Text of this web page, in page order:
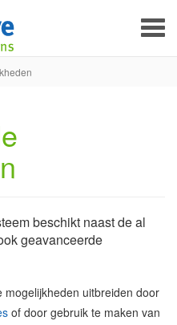
beschikt naast de al
geavanceerde
uitbreiden door
of door gebruik te maken van